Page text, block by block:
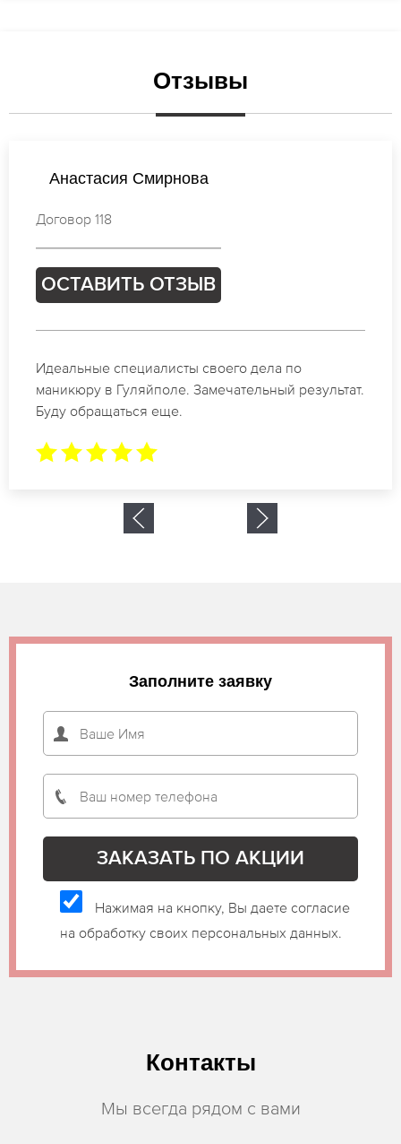
Отзывы
Мария Смирнова
Договор 307
ОСТАВИТЬ ОТЗЫВ
Спасибо огромное. Заказывала маникюр на день
рождение в Гуляйполе. За 1.5 часа все было
готово.
Заполните заявку
Нажимая на кнопку, Вы даете согласие
на обработку своих персональных данных.
Контакты
Мы всегда рядом с вами